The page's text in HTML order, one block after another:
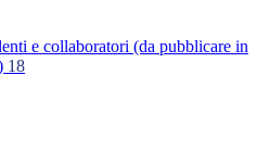
e collaboratori (da pubblicare in
18